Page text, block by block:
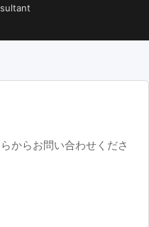
からお問い合わせくださ